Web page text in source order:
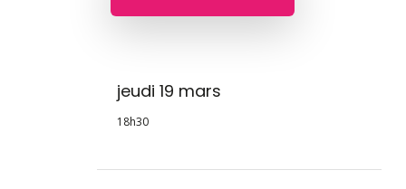
jeudi 19 mars
18h30